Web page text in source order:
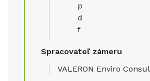
p
d
f
Spracovateľ zámeru
VALERON Enviro